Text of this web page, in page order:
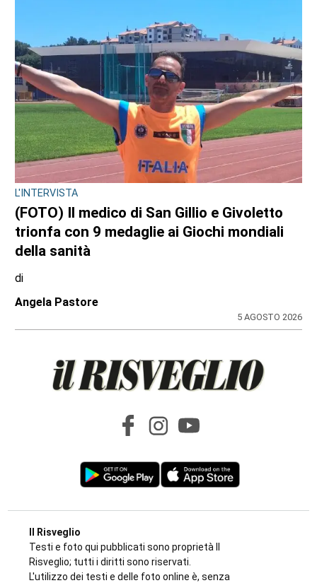
L'INTERVISTA
(FOTO) Il medico di San Gillio e Givoletto
trionfa con 9 medaglie ai Giochi mondiali
della sanità
di
Angela Pastore
5 AGOSTO 2026
Il Risveglio
Testi e foto qui pubblicati sono proprietà Il
Risveglio; tutti i diritti sono riservati.
L'utilizzo dei testi e delle foto online è, senza